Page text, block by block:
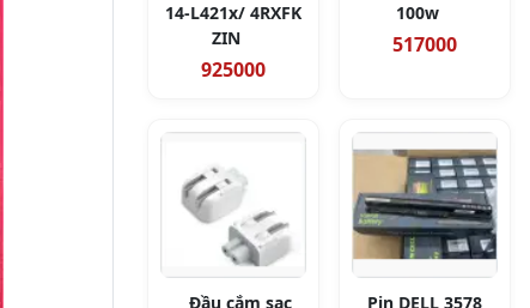
14-L421x/ 4RXFK
ZIN
925000
100w
517000
Đầu cắm sạc
Pin DELL 3578